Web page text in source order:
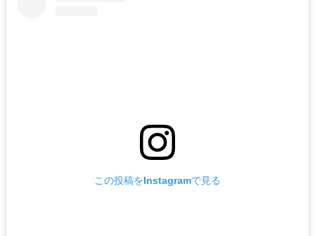
この投稿をInstagramで見る